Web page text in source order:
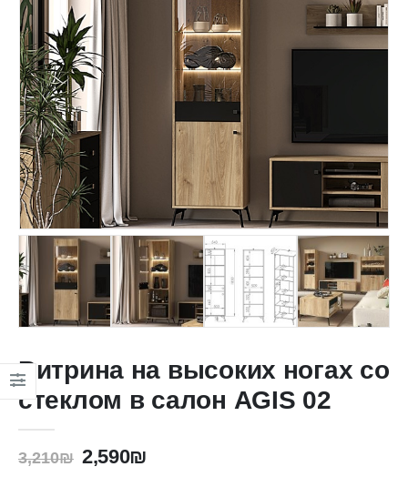
Витрина на высоких ногах со
стеклом в салон AGIS 02
3,210₪ 2,590₪